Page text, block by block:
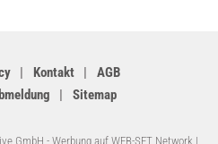
Kontakt
AGB
Sitemap
GmbH - Werbung auf WEB-SET Network |